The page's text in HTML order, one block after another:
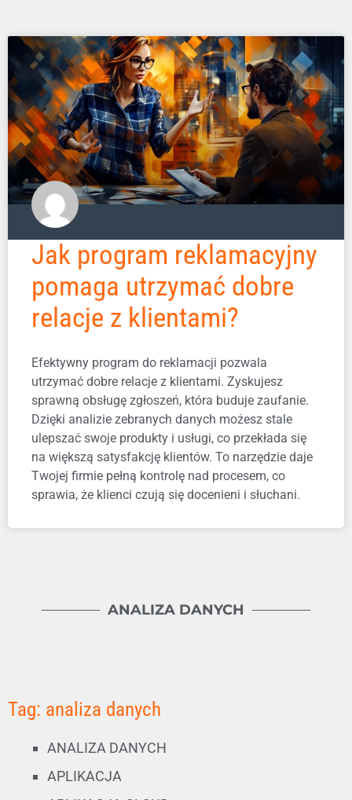
Jak program reklamacyjny
pomaga utrzymać dobre
relacje z klientami?
Efektywny program do reklamacji pozwala
utrzymać dobre relacje z klientami. Zyskujesz
sprawną obsługę zgłoszeń, która buduje zaufanie.
Dzięki analizie zebranych danych możesz stale
ulepszać swoje produkty i usługi, co przekłada się
na większą satysfakcję klientów. To narzędzie daje
Twojej firmie pełną kontrolę nad procesem, co
sprawia, że klienci czują się docenieni i słuchani.
ANALIZA DANYCH
Tag: analiza danych
ANALIZA DANYCH
APLIKACJA